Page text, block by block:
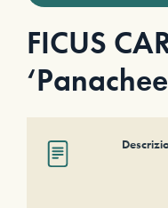
FICUS